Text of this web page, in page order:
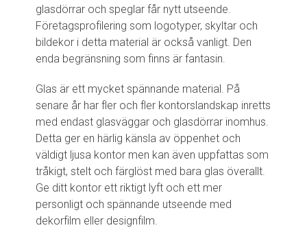
glasdörrar och speglar får nytt utseende.
Företagsprofilering som logotyper, skyltar och
bildekor i detta material är också vanligt. Den
enda begränsning som finns är fantasin.
Glas är ett mycket spännande material. På
senare år har fler och fler kontorslandskap inretts
med endast glasväggar och glasdörrar inomhus.
Detta ger en härlig känsla av öppenhet och
väldigt ljusa kontor men kan även uppfattas som
tråkigt, stelt och färglöst med bara glas överallt.
Ge ditt kontor ett riktigt lyft och ett mer
personligt och spännande utseende med
dekorfilm eller designfilm.